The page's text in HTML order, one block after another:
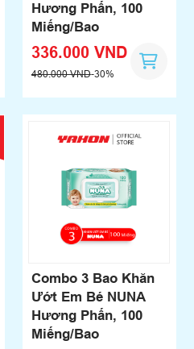
Hương Phấn, 100
Miếng/Bao
336.000 VND
480.000 VND-30%
Combo 3 Bao Khăn
Ướt Em Bé NUNA
Hương Phấn, 100
Miếng/Bao